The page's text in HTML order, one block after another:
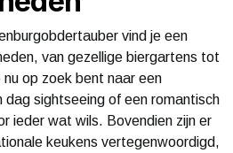
vind je een
van gezellige biergartens tot
op zoek bent naar een
dag sightseeing of een romantisch
ieder wat wils. Bovendien zijn er
keukens vertegenwoordigd,